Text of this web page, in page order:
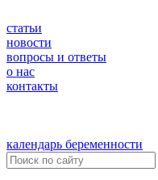
статьи
новости
вопросы и ответы
о нас
контакты
календарь беременности